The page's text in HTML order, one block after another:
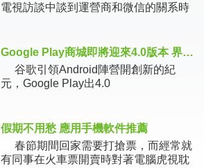
電視訪談中談到運營商和微信的關系時
Google Play商城即將迎來4.0版本 界面大巨變
谷歌引領Android陣營開創新的紀
元，Google Play出4.0
假期不用愁 應用手機軟件推薦
春節期間回家需要打搶票，而經常就
有同事在火車票開賣時對著電腦虎視耽